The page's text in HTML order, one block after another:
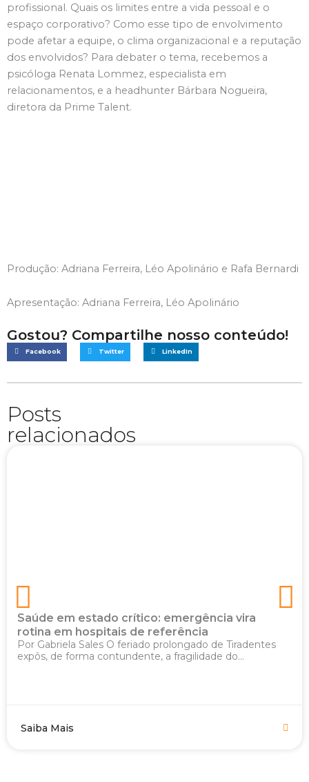
profissional. Quais os limites entre a vida pessoal e o
espaço corporativo? Como esse tipo de envolvimento
pode afetar a equipe, o clima organizacional e a reputação
dos envolvidos? Para debater o tema, recebemos a
psicóloga Renata Lommez, especialista em
relacionamentos, e a headhunter Bárbara Nogueira,
diretora da Prime Talent.
Produção: Adriana Ferreira, Léo Apolinário e Rafa Bernardi
Apresentação: Adriana Ferreira, Léo Apolinário
Gostou? Compartilhe nosso conteúdo!
Facebook Twitter LinkedIn
Posts
relacionados
Saúde em estado crítico: emergência vira
rotina em hospitais de referência
Por Gabriela Sales O feriado prolongado de Tiradentes
expôs, de forma contundente, a fragilidade do...
Saiba Mais